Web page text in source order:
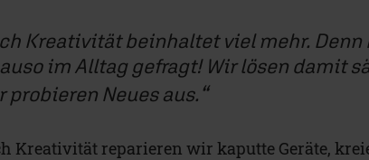
Kreativität beinhaltet viel mehr.
im Alltag gefragt! Wir lösen damit
probieren Neues aus.
Kreativität reparieren wir kaputte Geräte,